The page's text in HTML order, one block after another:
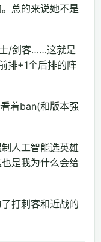
总的来说她不是
/剑客……这就是
排+1个后排的阵
着ban(和版本强
人工智能选英雄
是我为什么会给
打刺客和近战的